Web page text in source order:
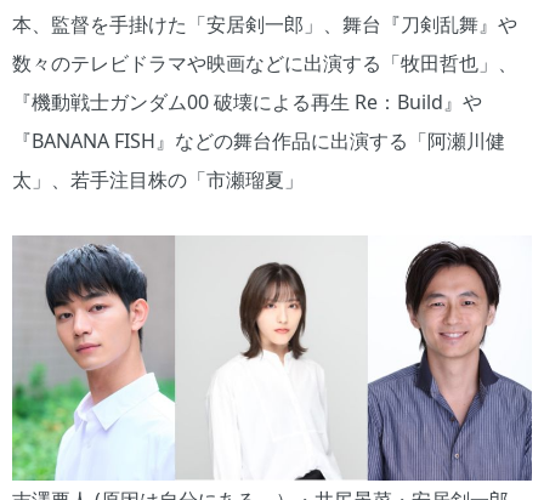
本、監督を手掛けた「安居剣一郎」、舞台『刀剣乱舞』や
数々のテレビドラマや映画などに出演する「牧田哲也」、
『機動戦士ガンダム00 破壊による再生 Re：Build』や
『BANANA FISH』などの舞台作品に出演する「阿瀬川健
太」、若手注目株の「市瀬瑠夏」